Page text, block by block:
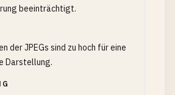
beeinträchtigt.
der JPEGs sind zu hoch für eine
Darstellung.